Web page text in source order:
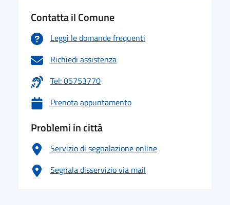
Contatta il Comune
Leggi le domande frequenti
Richiedi assistenza
Tel: 05753770
Prenota appuntamento
Problemi in città
Servizio di segnalazione online
Segnala disservizio via mail